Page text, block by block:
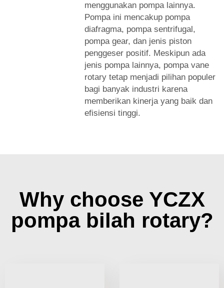
menggunakan pompa lainnya.
Pompa ini mencakup pompa
diafragma, pompa sentrifugal,
pompa gear, dan jenis piston
penggeser positif. Meskipun ada
jenis pompa lainnya, pompa vane
rotary tetap menjadi pilihan populer
bagi banyak industri karena
memberikan kinerja yang baik dan
efisiensi tinggi.
Why choose YCZX
pompa bilah rotary?